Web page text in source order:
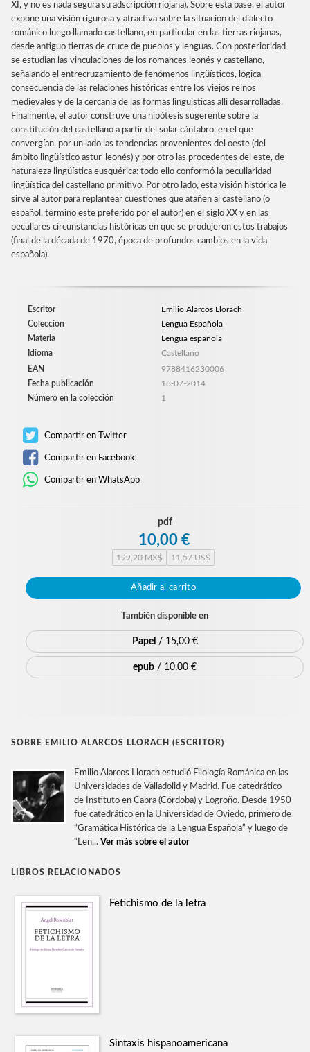
XI, y no es nada segura su adscripción riojana). Sobre esta base, el autor
expone una visión rigurosa y atractiva sobre la situación del dialecto
románico luego llamado castellano, en particular en las tierras riojanas,
desde antiguo tierras de cruce de pueblos y lenguas. Con posterioridad
se estudian las vinculaciones de los romances leonés y castellano,
señalando el entrecruzamiento de fenómenos lingüísticos, lógica
consecuencia de las relaciones históricas entre los viejos reinos
medievales y de la cercanía de las formas lingüísticas allí desarrolladas.
Finalmente, el autor construye una hipótesis sugerente sobre la
constitución del castellano a partir del solar cántabro, en el que
convergían, por un lado las tendencias provenientes del oeste (del
ámbito lingüístico astur-leonés) y por otro las procedentes del este, de
naturaleza lingüística eusquérica: todo ello conformó la peculiaridad
lingüística del castellano primitivo. Por otro lado, esta visión histórica le
sirve al autor para replantear cuestiones que atañen al castellano (o
español, término este preferido por el autor) en el siglo XX y en las
peculiares circunstancias históricas en que se produjeron estos trabajos
(final de la década de 1970, época de profundos cambios en la vida
española).
Escritor
Emilio Alarcos Llorach
Colección
Lengua Española
Materia
Lengua española
Idioma
Castellano
EAN
9788416230006
Fecha publicación
18-07-2014
Número en la colección
1
Compartir en Twitter
Compartir en Facebook
Compartir en WhatsApp
pdf
10,00 €
199,20 MX$ 11,57 US$
Añadir al carrito
También disponible en
Papel / 15,00 €
epub / 10,00 €
SOBRE EMILIO ALARCOS LLORACH (ESCRITOR)
Emilio Alarcos Llorach estudió Filología Románica en las
Universidades de Valladolid y Madrid. Fue catedrático
de Instituto en Cabra (Córdoba) y Logroño. Desde 1950
fue catedrático en la Universidad de Oviedo, primero de
“Gramática Histórica de la Lengua Española” y luego de
“Len... Ver más sobre el autor
LIBROS RELACIONADOS
Fetichismo de la letra
Sintaxis hispanoamericana